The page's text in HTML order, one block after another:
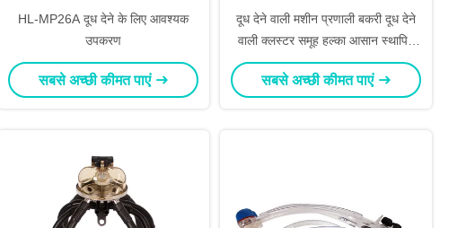
HL-MP26A दूध देने के लिए आवश्यक
उपकरण
सबसे अच्छी कीमत पाएं
दूध देने वाली मशीन प्रणाली बकरी दूध देने
वाली क्लस्टर समूह हल्का आसान स्थापित
करने के लिए
सबसे अच्छी कीमत पाएं